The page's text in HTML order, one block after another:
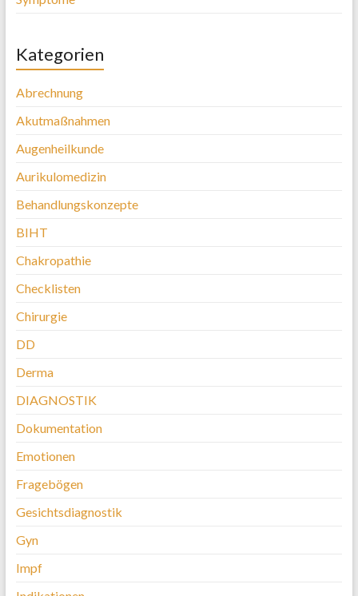
Kategorien
Abrechnung
Akutmaßnahmen
Augenheilkunde
Aurikulomedizin
Behandlungskonzepte
BIHT
Chakropathie
Checklisten
Chirurgie
DD
Derma
DIAGNOSTIK
Dokumentation
Emotionen
Fragebögen
Gesichtsdiagnostik
Gyn
Impf